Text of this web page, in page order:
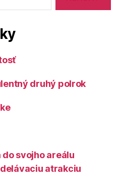
druhý polrok
svojho areálu
atrakciu